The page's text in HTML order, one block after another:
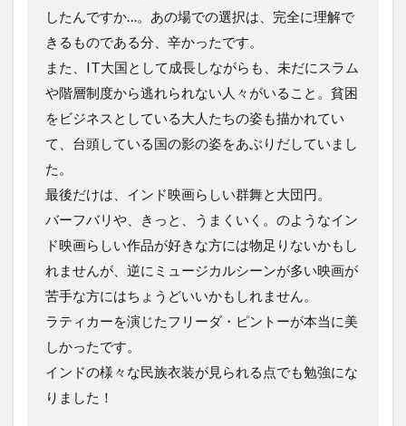
したんですか…。あの場での選択は、完全に理解で
きるものである分、辛かったです。
また、IT大国として成長しながらも、未だにスラム
や階層制度から逃れられない人々がいること。貧困
をビジネスとしている大人たちの姿も描かれてい
て、台頭している国の影の姿をあぶりだしていまし
た。
最後だけは、インド映画らしい群舞と大団円。
バーフバリや、きっと、うまくいく。のようなイン
ド映画らしい作品が好きな方には物足りないかもし
れませんが、逆にミュージカルシーンが多い映画が
苦手な方にはちょうどいいかもしれません。
ラティカーを演じたフリーダ・ピントーが本当に美
しかったです。
インドの様々な民族衣装が見られる点でも勉強にな
りました！